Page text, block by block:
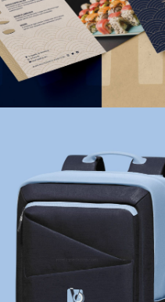
PRODUCTO Y PACKAGING